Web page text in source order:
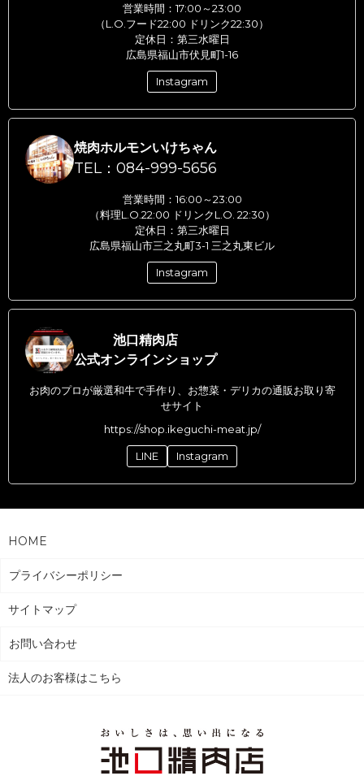
営業時間：17:00～23:00
（L.O.フード22:00 ドリンク22:30）
定休日：第三水曜日
広島県福山市伏見町1-16
Instagram
焼肉ホルモンいけちゃん
TEL：084-999-5656
営業時間：16:00～23:00
（料理L.O.22:00 ドリンクL.O. 22:30）
定休日：第三水曜日
広島県福山市三之丸町3-1 三之丸東ビル
Instagram
池口精肉店
公式オンラインショップ
お肉のプロが厳選和牛で手作り、お惣菜・デリカの通販お取り寄
せサイト
https://shop.ikeguchi-meat.jp/
LINE Instagram
HOME
プライバシーポリシー
サイトマップ
お問い合わせ
法人のお客様はこちら